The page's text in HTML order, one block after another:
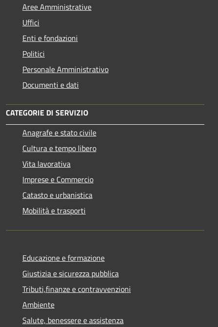
Aree Amministrative
Uffici
Enti e fondazioni
Politici
Personale Amministrativo
Documenti e dati
CATEGORIE DI SERVIZIO
Anagrafe e stato civile
Cultura e tempo libero
Vita lavorativa
Imprese e Commercio
Catasto e urbanistica
Mobilità e trasporti
Educazione e formazione
Giustizia e sicurezza pubblica
Tributi,finanze e contravvenzioni
Ambiente
Salute, benessere e assistenza